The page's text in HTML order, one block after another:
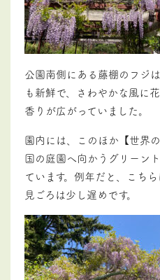
公園南側にある藤棚のフジ
も新鮮で、さわやかな風に
香りが広がっていました。
園内には、このほか【世界
国の庭園へ向かうグリーン
ています。例年だと、こち
見ごろは少し遅めです。